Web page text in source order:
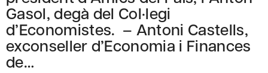
Gasol, degà del Col·legi
d’Economistes. – Antoni Castells,
exconseller d’Economia i Finances
de…